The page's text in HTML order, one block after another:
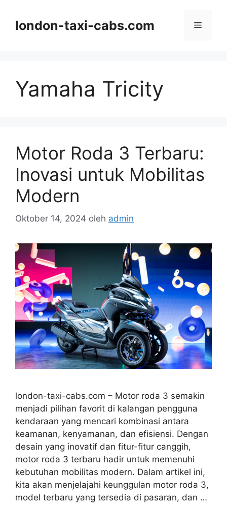
london-taxi-cabs.com Menu
Yamaha Tricity
Motor Roda 3 Terbaru:
Inovasi untuk Mobilitas
Modern
Oktober 14, 2024 oleh admin
london-taxi-cabs.com – Motor roda 3 semakin
menjadi pilihan favorit di kalangan pengguna
kendaraan yang mencari kombinasi antara
keamanan, kenyamanan, dan efisiensi. Dengan
desain yang inovatif dan fitur-fitur canggih,
motor roda 3 terbaru hadir untuk memenuhi
kebutuhan mobilitas modern. Dalam artikel ini,
kita akan menjelajahi keunggulan motor roda 3,
model terbaru yang tersedia di pasaran, dan …